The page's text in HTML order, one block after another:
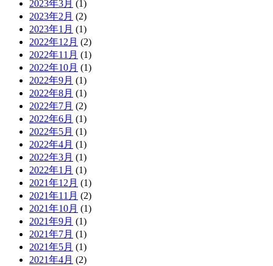
2023年3月 (1)
2023年2月 (2)
2023年1月 (1)
2022年12月 (2)
2022年11月 (1)
2022年10月 (1)
2022年9月 (1)
2022年8月 (1)
2022年7月 (2)
2022年6月 (1)
2022年5月 (1)
2022年4月 (1)
2022年3月 (1)
2022年1月 (1)
2021年12月 (1)
2021年11月 (2)
2021年10月 (1)
2021年9月 (1)
2021年7月 (1)
2021年5月 (1)
2021年4月 (2)